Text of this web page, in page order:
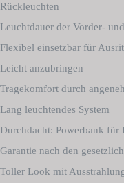
Rückleuchten
Leuchtdauer der Vorder-
Flexibel einsetzbar für
Leicht anzubringen
Tragekomfort durch
Lang leuchtendes System
Durchdacht: Powerbank für
Garantie nach den
Toller Look mit